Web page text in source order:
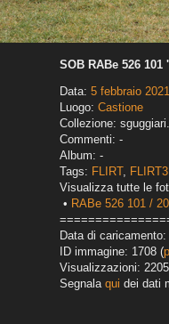
SOB RABe 526 101
Data: 5 febbraio 2021
Luogo: Castione
Collezione:
Commenti: -
Album: -
Tags: FLIRT, FLIRT3
Visualizza tutte le
• RABe 526 101 /
Data di
ID immagine: 1708 (
Visualizzazioni: 2205
Segnala qui dei dati